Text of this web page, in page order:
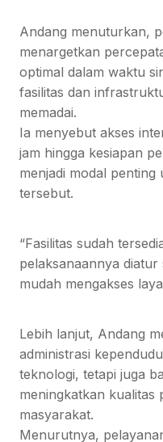
Andang menuturkan,
menargetkan
optimal dalam waktu
fasilitas dan
memadai.
Ia menyebut akses
jam hingga kesiapan
menjadi modal
tersebut.
“Fasilitas sudah
pelaksanaannya
mudah mengakses
Lebih lanjut, Andang
administrasi
teknologi, tetapi juga
meningkatkan kualitas
masyarakat.
Menurutnya,